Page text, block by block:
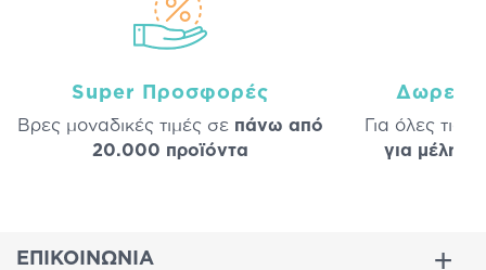
Super Προσφορές
Βρες μοναδικές τιμές σε πάνω από
20.000 προϊόντα
Δωρεάν
Για όλες τις
για μέλη
ΕΠΙΚΟΙΝΩΝΙΑ